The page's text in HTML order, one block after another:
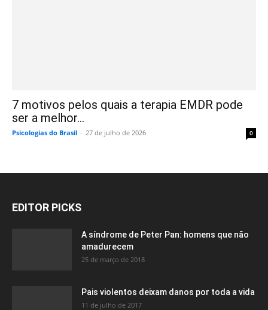
7 motivos pelos quais a terapia EMDR pode
ser a melhor...
Psicologias do Brasil - 27 de julho de 2026 0
EDITOR PICKS
A síndrome de Peter Pan: homens que não
amadurecem
25 de março de 2018
Pais violentos deixam danos por toda a vida
11 de julho de 2017